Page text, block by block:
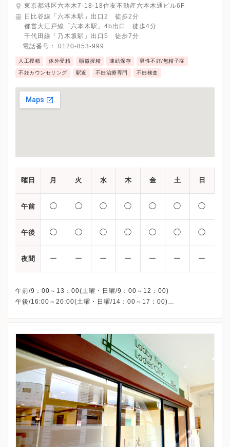
東京都港区六本木7-18-18住友不動産六本木通ビル6F
日比谷線「六本木駅」出口2 徒歩2分
都営大江戸線「六本木駅」4b出口 徒歩4分
千代田線「乃木坂駅」出口5 徒歩7分
電話番号： 0120-853-999
人工授精 体外受精 顕微授精 凍結保存 男性不妊/無精子症
不妊カウンセリング 駅近 不妊治療専門 不妊検査
曜日 月 火 水 木 金 土 日
午前 ◯ ◯ ◯ ◯ ◯ ◯ ◯
午後 ◯ ◯ ◯ ◯ ◯ ◯ ◯
夜間 ー ー ー ー ー ー ー
午前/9：00～13：00(土曜・日曜/9：00～12：00)
午後/16:00～20:00(土曜・日曜/14：00～17：00)